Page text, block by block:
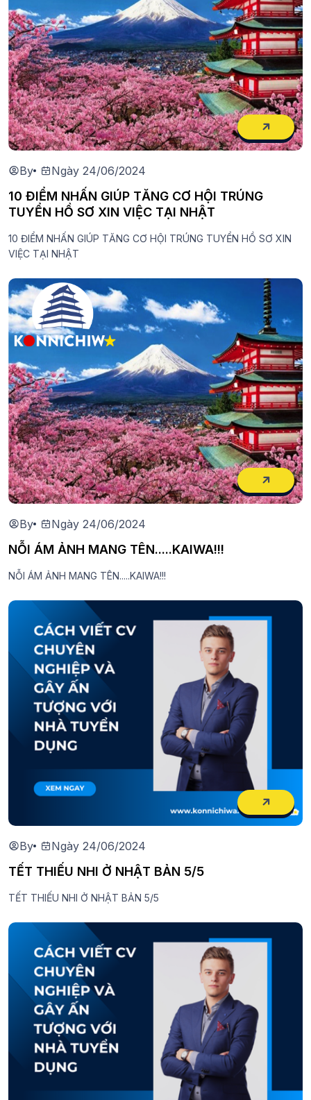
By Ngày 24/06/2024
10 ĐIỂM NHẤN GIÚP TĂNG CƠ HỘI TRÚNG
TUYỂN HỒ SƠ XIN VIỆC TẠI NHẬT
10 ĐIỂM NHẤN GIÚP TĂNG CƠ HỘI TRÚNG TUYỂN HỒ SƠ XIN
VIỆC TẠI NHẬT
By Ngày 24/06/2024
NỖI ÁM ẢNH MANG TÊN.....KAIWA!!!
NỖI ÁM ẢNH MANG TÊN.....KAIWA!!!
By Ngày 24/06/2024
TẾT THIẾU NHI Ở NHẬT BẢN 5/5
TẾT THIẾU NHI Ở NHẬT BẢN 5/5